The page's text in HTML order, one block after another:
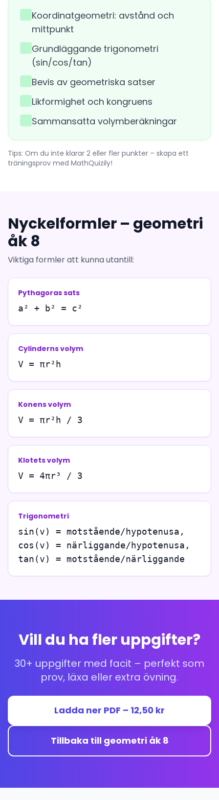
Koordinatgeometri: avstånd och
mittpunkt
Grundläggande trigonometri
(sin/cos/tan)
Bevis av geometriska satser
Likformighet och kongruens
Sammansatta volymberäkningar
Tips: Om du inte klarar 2 eller fler punkter – skapa ett
träningsprov med MathQuizily!
Nyckelformler – geometri
åk 8
Viktiga formler att kunna utantill:
Pythagoras sats
a² + b² = c²
Cylinderns volym
V = πr²h
Konens volym
V = πr²h / 3
Klotets volym
V = 4πr³ / 3
Trigonometri
sin(v) = motstående/hypotenusa,
cos(v) = närliggande/hypotenusa,
tan(v) = motstående/närliggande
Vill du ha fler uppgifter?
30+ uppgifter med facit – perfekt som
prov, läxa eller extra övning.
Ladda ner PDF – 12,50 kr
Tillbaka till geometri åk 8